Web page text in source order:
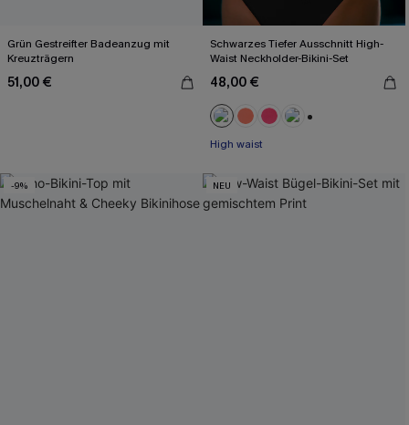
Grün Gestreifter Badeanzug mit
Kreuzträgern
51,00 €
Schwarzes Tiefer Ausschnitt High-
Waist Neckholder-Bikini-Set
48,00 €
High waist
-9% NEU